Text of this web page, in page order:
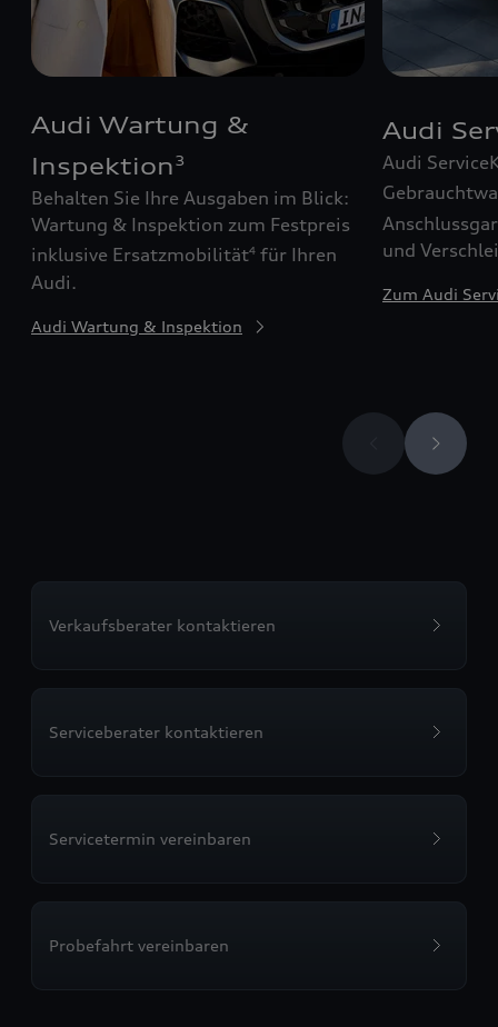
Audi Wartung &
Inspektion 3
Behalten Sie Ihre Ausgaben im Blick:
Wartung & Inspektion zum Festpreis
inklusive Ersatzmobilität4 für Ihren
Audi.
Audi Wartung & Inspektion
Audi
Audi
und
Zum Audi
Verkaufsberater kontaktieren
Serviceberater kontaktieren
Servicetermin vereinbaren
Probefahrt vereinbaren